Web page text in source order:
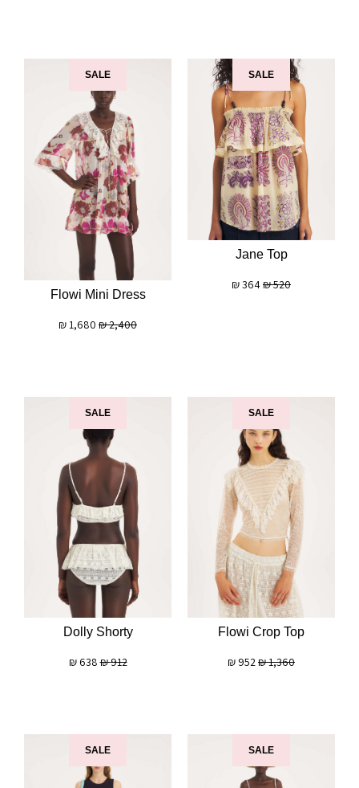
SALE
Jane Top
520
₪
364
₪
SALE
Flowi Mini Dress
2,400
₪
1,680
₪
SALE
Flowi Crop Top
1,360
₪
952
₪
SALE
Dolly Shorty
912
₪
638
₪
SALE
SALE